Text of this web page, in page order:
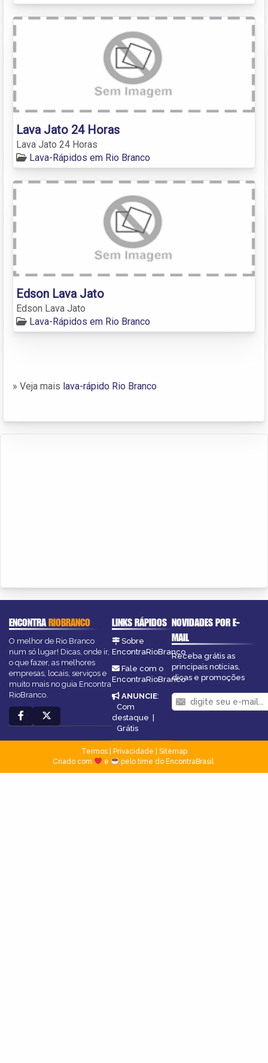
Lava Jato 24 Horas
Lava Jato 24 Horas
Lava-Rápidos em Rio Branco
Edson Lava Jato
Edson Lava Jato
Lava-Rápidos em Rio Branco
» Veja mais lava-rápido Rio Branco
ENCONTRARIOBRANCO
O melhor de Rio Branco
num só lugar! Dicas, onde ir,
o que fazer, as melhores
empresas, locais, serviços e
muito mais no guia Encontra
RioBranco.
LINKS RÁPIDOS
Sobre
EncontraRioBranco
Fale com o
EncontraRioBranco
ANUNCIE:
Com
destaque |
Grátis
NOVIDADES POR E-
MAIL
Receba grátis as
principais notícias,
dicas e promoções
Termos| Privacidade
Sitemap
Criado com
e pelo time do EncontraBrasil